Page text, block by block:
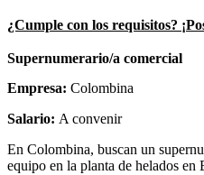
¿Cumple con los requisitos?
Supernumerario/a comercial
Empresa: Colombina
Salario: A convenir
En Colombina, buscan un
equipo en la planta de helados en